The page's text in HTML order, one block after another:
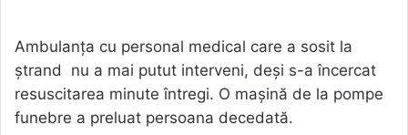
Ambulanța cu personal medical care a sosit la
ștrand nu a mai putut interveni, deși s-a încercat
resuscitarea minute întregi. O mașină de la pompe
funebre a preluat persoana decedată.